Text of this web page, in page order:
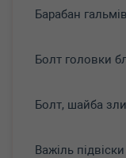
Барабан
Болт головки
Болт, шайба
Важіль